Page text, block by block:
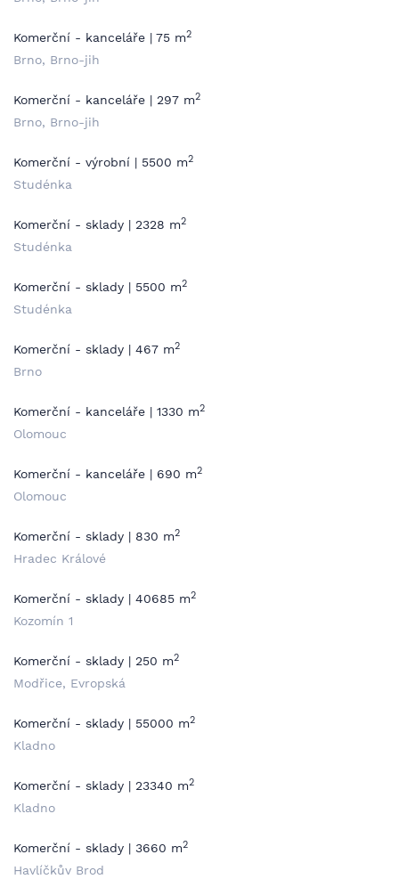
Komerční - kanceláře | 75 m2
Brno, Brno-jih
Komerční - kanceláře | 297 m2
Brno, Brno-jih
Komerční - výrobní | 5500 m2
Studénka
Komerční - sklady | 2328 m2
Studénka
Komerční - sklady | 5500 m2
Studénka
Komerční - sklady | 467 m2
Brno
Komerční - kanceláře | 1330 m2
Olomouc
Komerční - kanceláře | 690 m2
Olomouc
Komerční - sklady | 830 m2
Hradec Králové
Komerční - sklady | 40685 m2
Kozomín 1
Komerční - sklady | 250 m2
Modřice, Evropská
Komerční - sklady | 55000 m2
Kladno
Komerční - sklady | 23340 m2
Kladno
Komerční - sklady | 3660 m2
Havlíčkův Brod